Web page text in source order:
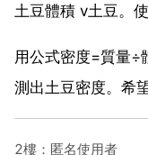
土豆體積 v土豆。
用公式密度=質量÷
測出土豆密度。希
2樓：匿名使用者